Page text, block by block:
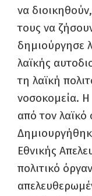
να
τους να
δημιούργησε
λαϊκής
τη λαϊκή
νοσοκομεία.
από τον λαϊκό
Εθνικής
πολιτικό